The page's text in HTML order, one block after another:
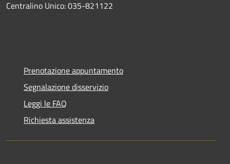
Centralino Unico: 035-821122
Prenotazione appuntamento
Segnalazione disservizio
Leggi le FAQ
Richiesta assistenza